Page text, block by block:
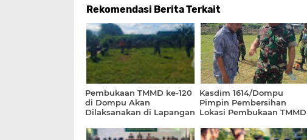
Rekomendasi Berita Terkait
Pembukaan TMMD ke-120
di Dompu Akan
Dilaksanakan di Lapangan
Kasdim 1614/Dompu
Pimpin Pembersihan
Lokasi Pembukaan TMMD